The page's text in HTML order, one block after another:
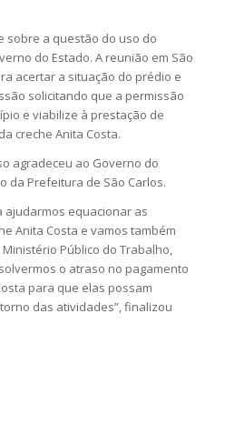
sobre a questão do uso do
do Estado. A reunião em São
acertar a situação do prédio e
solicitando que a permissão
e viabilize à prestação de
creche Anita Costa.
agradeceu ao Governo do
da Prefeitura de São Carlos.
ajudarmos equacionar as
Anita Costa e vamos também
Público do Trabalho,
o atraso no pagamento
para que elas possam
das atividades”, finalizou